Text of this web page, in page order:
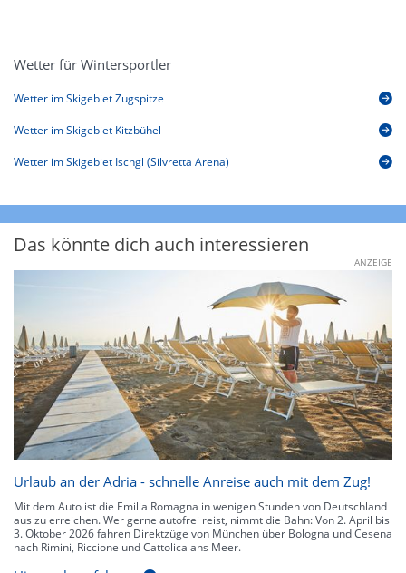
Wetter für Wintersportler
Wetter im Skigebiet Zugspitze
Wetter im Skigebiet Kitzbühel
Wetter im Skigebiet Ischgl (Silvretta Arena)
Das könnte dich auch interessieren
ANZEIGE
Urlaub an der Adria - schnelle Anreise auch mit dem Zug!
Mit dem Auto ist die Emilia Romagna in wenigen Stunden von Deutschland
aus zu erreichen. Wer gerne autofrei reist, nimmt die Bahn: Von 2. April bis
3. Oktober 2026 fahren Direktzüge von München über Bologna und Cesena
nach Rimini, Riccione und Cattolica ans Meer.